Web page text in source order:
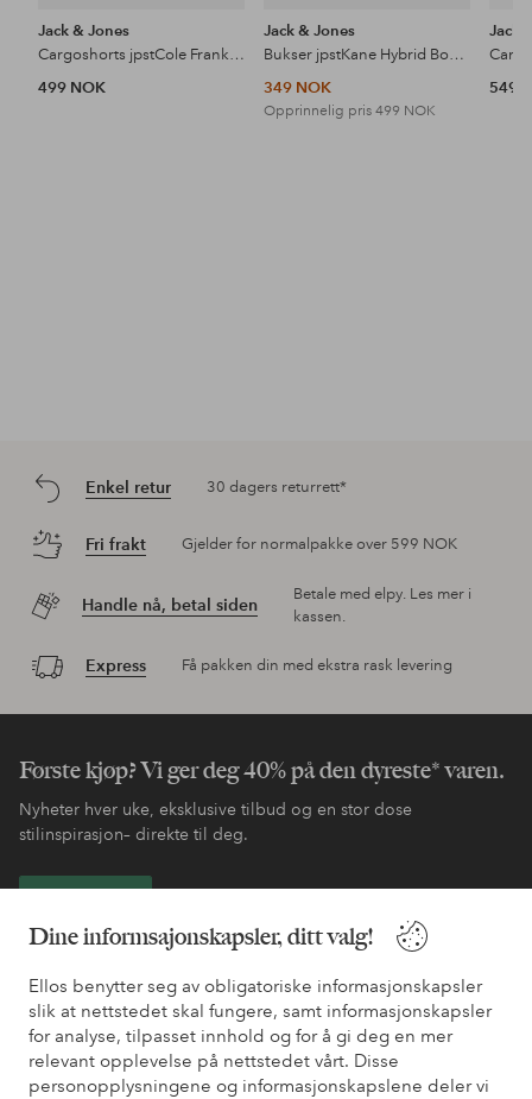
Dine informsajonskapsler, ditt valg!
Ellos benytter seg av obligatoriske informasjonskapsler
slik at nettstedet skal fungere, samt informasjonskapsler
for analyse, tilpasset innhold og for å gi deg en mer
relevant opplevelse på nettstedet vårt. Disse
personopplysningene og informasjonskapslene deler vi
Jack & Jones
Cargoshorts jpstCole Frank Cargo Shorts Mid
499 NOK
Jack & Jones
Bukser jpstKane Hybrid Bondi Jogger
349 NOK
Opprinnelig pris499 NOK
Jack
549
Enkel retur 30 dagers returrett*
Fri frakt Gjelder for normalpakke over 599 NOK
Handle nå, betal siden
Betale med elpy. Les mer i
kassen.
Express Få pakken din med ekstra rask levering
Første kjøp? Vi ger deg 40% på den dyreste* varen.
Nyheter hver uke, eksklusive tilbud og en stor dose
stilinspirasjon– direkte til deg.
Trenger du hjelp?
Du finner svar på de vanligste spørsmålene i vår FAQ. Du finner